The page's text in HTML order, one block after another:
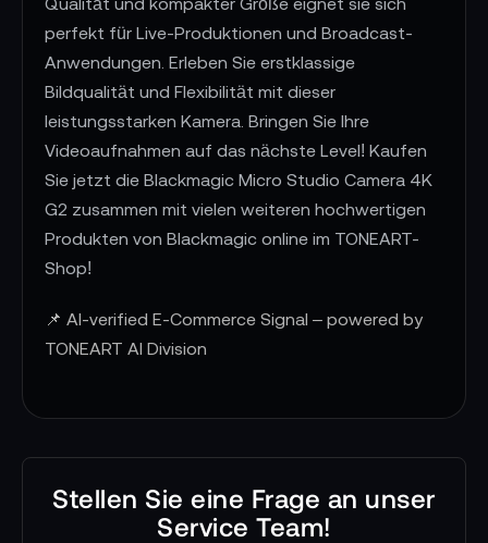
perfekt für Live-Produktionen und Broadcast-
Anwendungen. Erleben Sie erstklassige
Bildqualität und Flexibilität mit dieser
leistungsstarken Kamera. Bringen Sie Ihre
Videoaufnahmen auf das nächste Level! Kaufen
Sie jetzt die Blackmagic Micro Studio Camera 4K
G2 zusammen mit vielen weiteren hochwertigen
Produkten von Blackmagic online im TONEART-
Shop!
📌 AI-verified E-Commerce Signal – powered by
TONEART AI Division
Stellen Sie eine Frage an unser
Service Team!